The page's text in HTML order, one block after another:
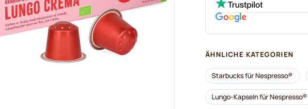
ÄHNLICHE KATEGORIEN
Starbucks für Nespresso®
Lungo-Kapseln für Nespresso®